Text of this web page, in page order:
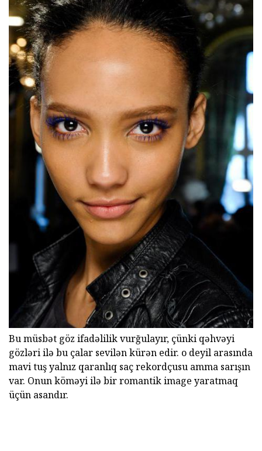
Bu müsbət göz ifadəlilik vurğulayır, çünki qəhvəyi
gözləri ilə bu çalar sevilən kürən edir. o deyil arasında
mavi tuş yalnız qaranlıq saç rekordçusu amma sarışın
var. Onun köməyi ilə bir romantik image yaratmaq
üçün asandır.